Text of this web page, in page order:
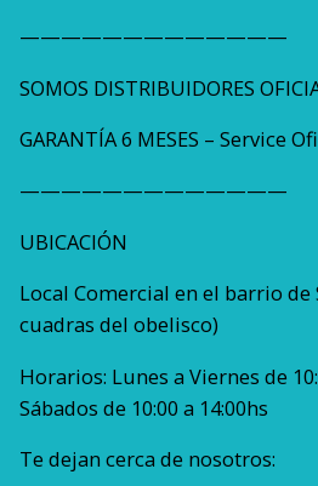
—————————————
SOMOS DISTRIBUIDORES
GARANTÍA 6 MESES – Service
—————————————
UBICACIÓN
Local Comercial en el barrio de
cuadras del obelisco)
Horarios: Lunes a Viernes de
Sábados de 10:00 a 14:00hs
Te dejan cerca de nosotros: